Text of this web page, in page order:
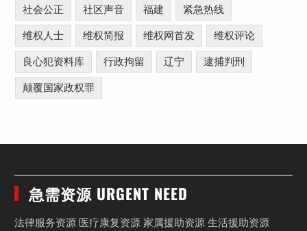
社会公正 社区声音 福建 紧急热线
维权人士 维权简报 维权网首发 维权评论
良心犯资料库 行政拘留 辽宁 逮捕判刑
颠覆国家政权罪
急需资源 URGENT NEED
法律服务资源 医疗康复资源 家属援助资源 生活援助资源